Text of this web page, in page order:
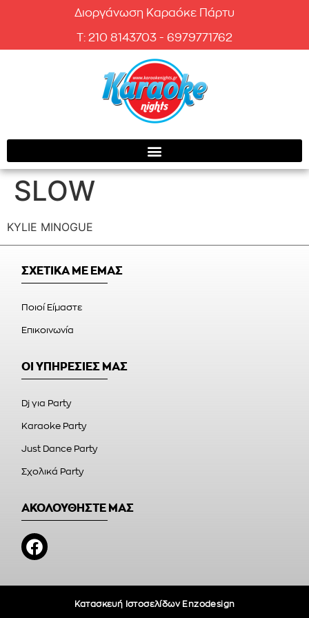
Διοργάνωση Καραόκε Πάρτυ
T: 210 8143703 - 6979771762
SLOW
KYLIE MINOGUE
ΣΧΕΤΙΚΑ ΜΕ ΕΜΑΣ
Ποιοί Είμαστε
Επικοινωνία
ΟΙ ΥΠΗΡΕΣΙΕΣ ΜΑΣ
Dj για Party
Karaoke Party
Just Dance Party
Σχολικά Party
ΑΚΟΛΟΥΘΗΣΤΕ ΜΑΣ
Κατασκευή Ιστοσελίδων Enzodesign